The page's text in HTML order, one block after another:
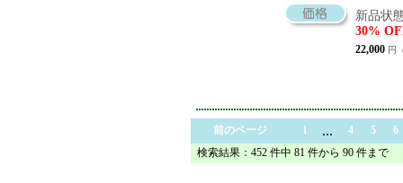
新品状
30%
22,000 円
前のページ 1 ... 4 5
6
検索結果：452 件中 81 件から 90 件まで